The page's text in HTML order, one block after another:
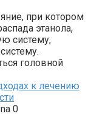
при котором
этанола,
систему,
головной
к лечению
0